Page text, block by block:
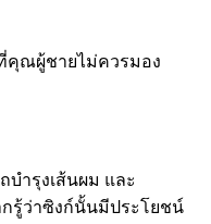
คุณผู้ชายไม่ควรมอง
ำรุงเส้นผม และ
รู้ว่าซิงก์นั้นมีประโยชน์